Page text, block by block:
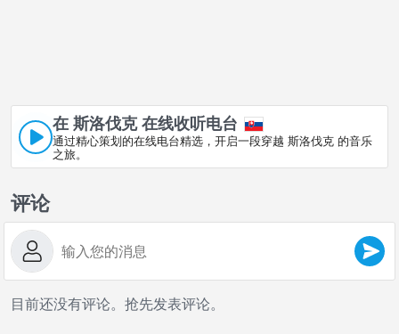
在 斯洛伐克 在线收听电台
通过精心策划的在线电台精选，开启一段穿越 斯洛伐克 的音乐
之旅。
评论
目前还没有评论。抢先发表评论。